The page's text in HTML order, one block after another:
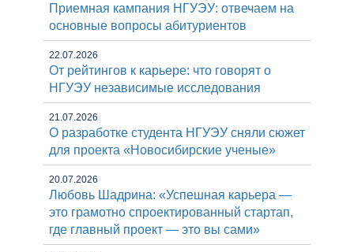
Приемная кампания НГУЭУ: отвечаем на
основные вопросы абитуриентов
22.07.2026
От рейтингов к карьере: что говорят о
НГУЭУ независимые исследования
21.07.2026
О разработке студента НГУЭУ сняли сюжет
для проекта «Новосибирские ученые»
20.07.2026
Любовь Шадрина: «Успешная карьера —
это грамотно спроектированный стартап,
где главный проект — это вы сами»